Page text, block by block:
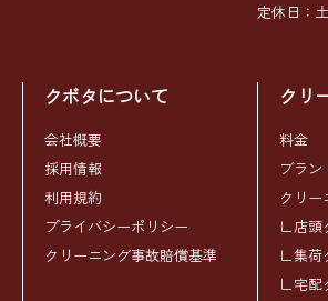
定休日：
クボタについて
会社概要
採用情報
利用規約
プライバシーポリシー
クリーニング事故賠償基準
クリ
料金
ブラ
クリー
∟店頭
∟集荷
∟宅配